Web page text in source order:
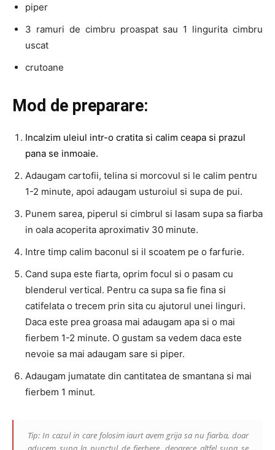
piper
3 ramuri de cimbru proaspat sau 1 lingurita cimbru
uscat
crutoane
Mod de preparare:
Incalzim uleiul intr-o cratita si calim ceapa si prazul
pana se inmoaie.
Adaugam cartofii, telina si morcovul si le calim pentru
1-2 minute, apoi adaugam usturoiul si supa de pui.
Punem sarea, piperul si cimbrul si lasam supa sa fiarba
in oala acoperita aproximativ 30 minute.
Intre timp calim baconul si il scoatem pe o farfurie.
Cand supa este fiarta, oprim focul si o pasam cu
blenderul vertical. Pentru ca supa sa fie fina si
catifelata o trecem prin sita cu ajutorul unei linguri.
Daca este prea groasa mai adaugam apa si o mai
fierbem 1-2 minute. O gustam sa vedem daca este
nevoie sa mai adaugam sare si piper.
Adaugam jumatate din cantitatea de smantana si mai
fierbem 1 minut.
Tip: In cazul in care folosim iaurt avem grija sa nu fiarba, doar